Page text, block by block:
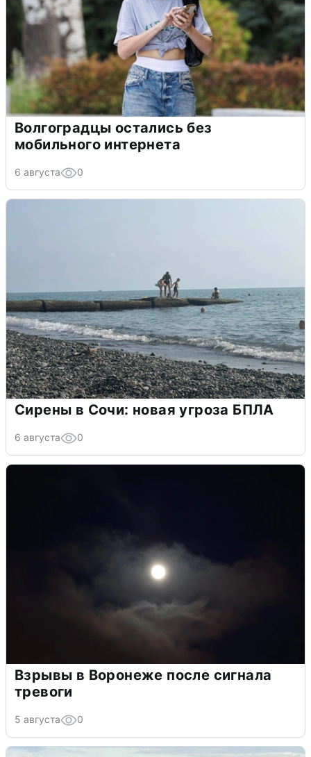
Волгоградцы остались без
мобильного интернета
6 августа 0
Сирены в Сочи: новая угроза БПЛА
6 августа 0
Взрывы в Воронеже после сигнала
тревоги
5 августа 0